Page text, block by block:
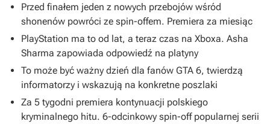
Przed finałem jeden z nowych przebojów wśród
shonenów powróci ze spin-offem. Premiera za miesiąc
PlayStation ma to od lat, a teraz czas na Xboxa. Asha
Sharma zapowiada odpowiedź na platyny
To może być ważny dzień dla fanów GTA 6, twierdzą
informatorzy i wskazują na konkretne poszlaki
Za 5 tygodni premiera kontynuacji polskiego
kryminalnego hitu. 6-odcinkowy spin-off popularnej serii